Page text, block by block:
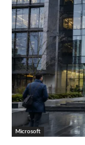
Microsoft